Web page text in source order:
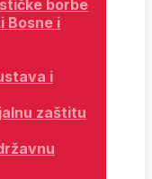
borbe
Bosne i
i
zaštitu